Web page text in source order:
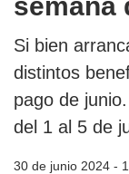
Si bien
distintos
pago de
del 1 al 5 de
30 de junio 2024 -